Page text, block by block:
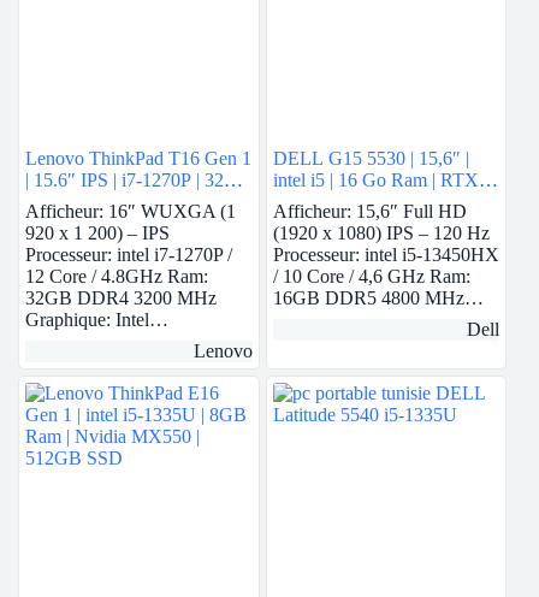
Lenovo ThinkPad T16 Gen 1
| 15.6″ IPS | i7-1270P | 32
GB Ram | intel Iris Xe | 512
GB SSD
Afficheur: 16″ WUXGA (1
920 x 1 200) – IPS
Processeur: intel i7-1270P /
12 Core / 4.8GHz Ram:
32GB DDR4 3200 MHz
Graphique: Intel…
Lenovo
DELL G15 5530 | 15,6″ |
intel i5 | 16 Go Ram | RTX
3050
Afficheur: 15,6″ Full HD
(1920 x 1080) IPS – 120 Hz
Processeur: intel i5-13450HX
/ 10 Core / 4,6 GHz Ram:
16GB DDR5 4800 MHz…
Dell